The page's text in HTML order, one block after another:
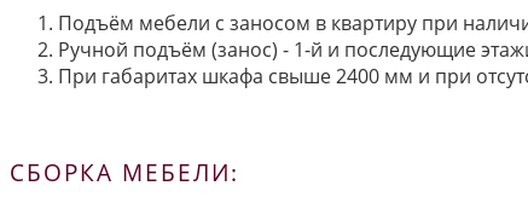
Подъём мебели с заносом в квартиру при
Ручной подъём (занос) - 1-й и последующие
При габаритах шкафа свыше 2400 мм и при
СБОРКА МЕБЕЛИ: